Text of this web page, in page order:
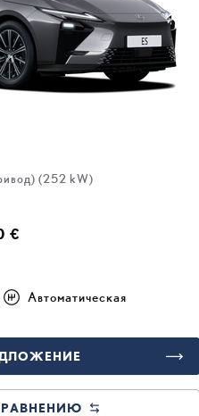
(252 kW)
€
Автоматическая